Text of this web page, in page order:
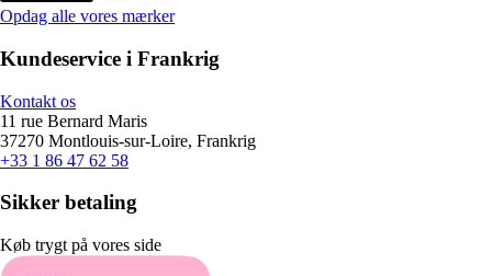
Opdag alle vores mærker
Kundeservice i Frankrig
Kontakt os
11 rue Bernard Maris
37270 Montlouis-sur-Loire, Frankrig
+33 1 86 47 62 58
Sikker betaling
Køb trygt på vores side